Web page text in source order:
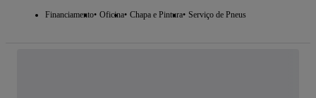
Financiamento Oficina Chapa e Pintura Serviço de Pneus